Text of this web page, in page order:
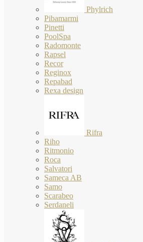
Phylrich
Pibamarmi
Pinetti
PoolSpa
Radomonte
Rapsel
Recor
Reginox
Repabad
Rexa design
Rifra
Riho
Ritmonio
Roca
Salvatori
Sameca AB
Samo
Scarabeo
Serdaneli